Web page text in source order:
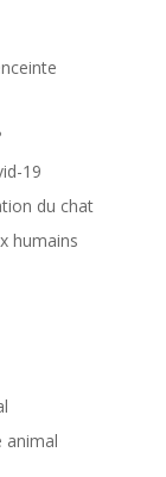
19
du chat
humains
animal